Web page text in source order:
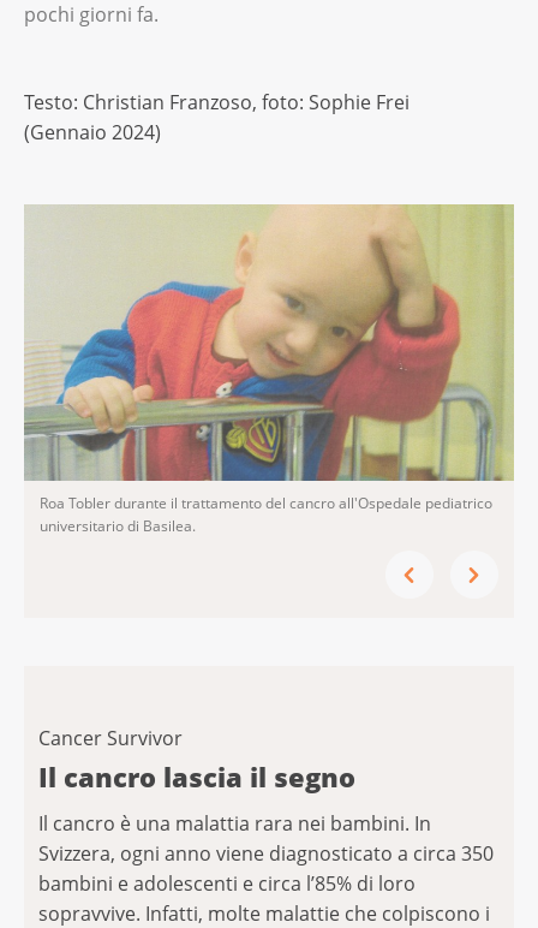
pochi giorni fa.
Testo: Christian Franzoso, foto: Sophie Frei
(Gennaio 2024)
Roa Tobler durante il trattamento del cancro all'Ospedale pediatrico
universitario di Basilea.
Cancer Survivor
Il cancro lascia il segno
Il cancro è una malattia rara nei bambini. In
Svizzera, ogni anno viene diagnosticato a circa 350
bambini e adolescenti e circa l’85% di loro
sopravvive. Infatti, molte malattie che colpiscono i